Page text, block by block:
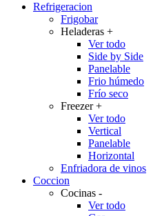
Refrigeracion
Frigobar
Heladeras +
Ver todo
Side by Side
Panelable
Frio húmedo
Frío seco
Freezer+
Ver todo
Vertical
Panelable
Horizontal
Enfriadora de vinos
Coccion
Cocinas -
Ver todo